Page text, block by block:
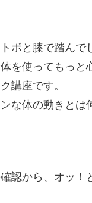
ボと膝で踏んで
を使ってもっと
講座です。
な体の動きと
認から、オッ